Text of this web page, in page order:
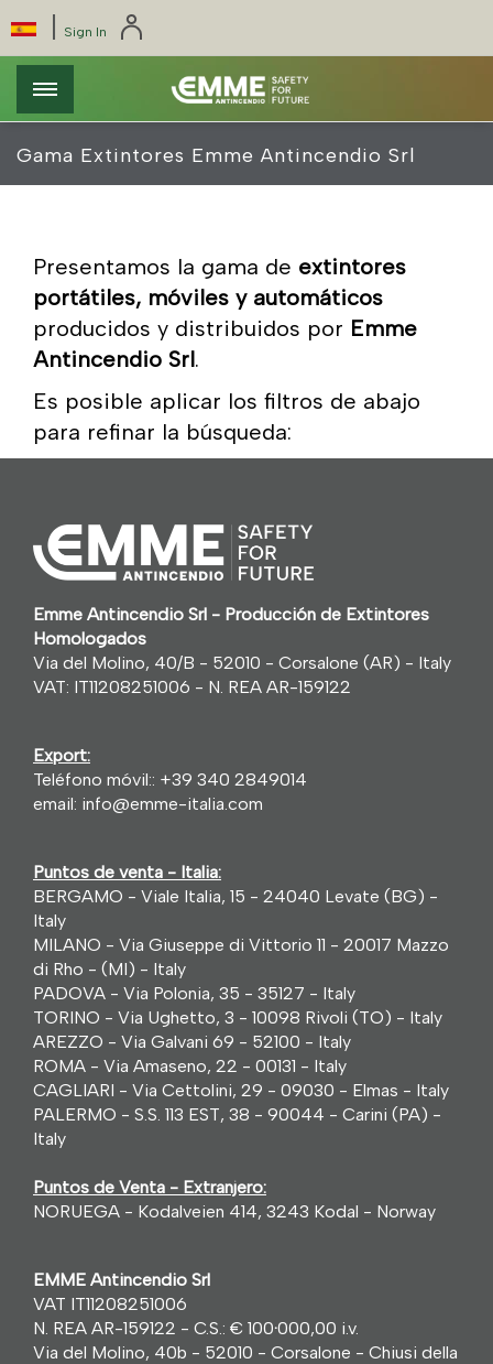
al
contenido
principal
Select
language
Sign In
Gama Extintores Emme Antincendio Srl
Presentamos la gama de extintores
portátiles, móviles y automáticos
producidos y distribuidos por Emme
Antincendio Srl.
Es posible aplicar los filtros de abajo
para refinar la búsqueda:
Emme Antincendio Srl - Producción de Extintores
Homologados
Via del Molino, 40/B - 52010 - Corsalone (AR) - Italy
VAT: IT11208251006 - N. REA AR-159122
Export:
Teléfono móvil:: +39 340 2849014
email: info@emme-italia.com
Puntos de venta - Italia:
BERGAMO - Viale Italia, 15 - 24040 Levate (BG) -
Italy
MILANO - Via Giuseppe di Vittorio 11 - 20017 Mazzo
di Rho - (MI) - Italy
PADOVA - Via Polonia, 35 - 35127 - Italy
TORINO - Via Ughetto, 3 - 10098 Rivoli (TO) - Italy
AREZZO - Via Galvani 69 - 52100 - Italy
ROMA - Via Amaseno, 22 - 00131 - Italy
CAGLIARI - Via Cettolini, 29 - 09030 - Elmas - Italy
PALERMO - S.S. 113 EST, 38 - 90044 - Carini (PA) -
Italy
Puntos de Venta - Extranjero:
NORUEGA - Kodalveien 414, 3243 Kodal - Norway
EMME Antincendio Srl
VAT IT11208251006
N. REA AR-159122 - C.S.: € 100·000,00 i.v.
Via del Molino, 40b - 52010 - Corsalone - Chiusi della
Pannello di gestione dei cookies